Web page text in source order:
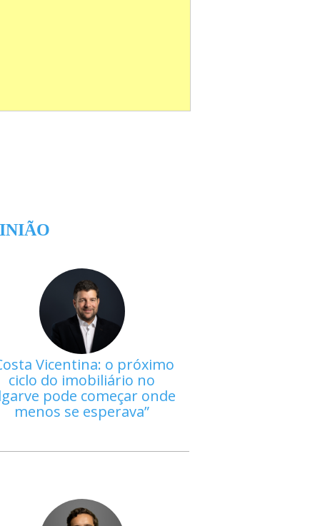
Vicentina: o próximo
ciclo do imobiliário no
pode começar onde
menos se esperava